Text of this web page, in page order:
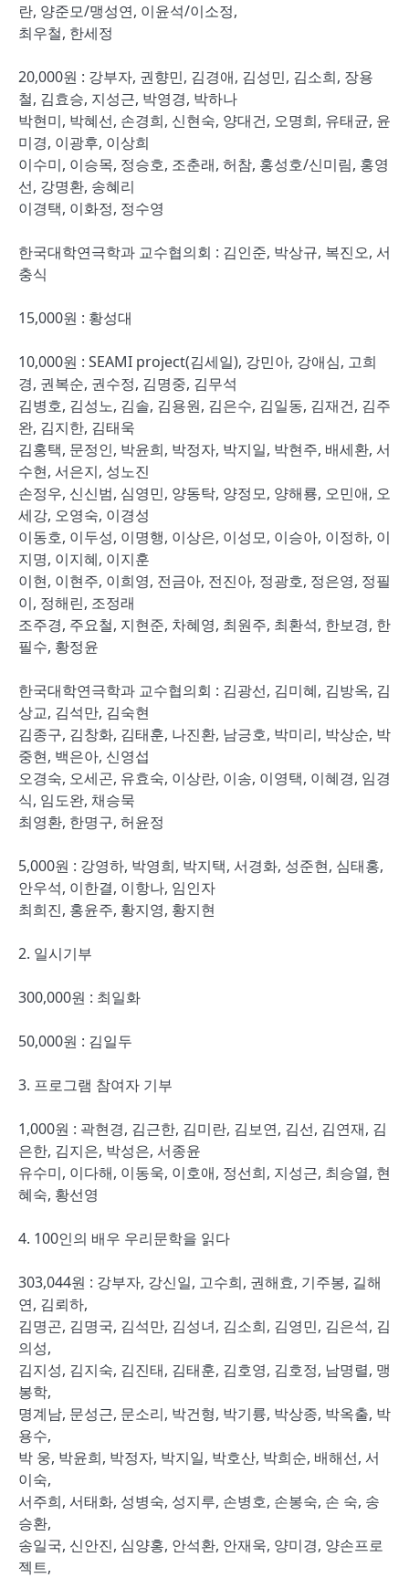
란, 양준모/맹성연, 이윤석/이소정,
최우철, 한세정
20,000원 : 강부자, 권향민, 김경애, 김성민, 김소희, 장용
철, 김효승, 지성근, 박영경, 박하나
박현미, 박혜선, 손경희, 신현숙, 양대건, 오명희, 유태균, 윤
미경, 이광후, 이상희
이수미, 이승목, 정승호, 조춘래, 허참, 홍성호/신미림, 홍영
선, 강명환, 송혜리
이경택, 이화정, 정수영
한국대학연극학과 교수협의회 : 김인준, 박상규, 복진오, 서
충식
15,000원 : 황성대
10,000원 : SEAMI project(김세일), 강민아, 강애심, 고희
경, 권복순, 권수정, 김명중, 김무석
김병호, 김성노, 김솔, 김용원, 김은수, 김일동, 김재건, 김주
완, 김지한, 김태욱
김홍택, 문정인, 박윤희, 박정자, 박지일, 박현주, 배세환, 서
수현, 서은지, 성노진
손정우, 신신범, 심영민, 양동탁, 양정모, 양해룡, 오민애, 오
세강, 오영숙, 이경성
이동호, 이두성, 이명행, 이상은, 이성모, 이승아, 이정하, 이
지명, 이지혜, 이지훈
이현, 이현주, 이희영, 전금아, 전진아, 정광호, 정은영, 정필
이, 정해린, 조정래
조주경, 주요철, 지현준, 차혜영, 최원주, 최환석, 한보경, 한
필수, 황정윤
한국대학연극학과 교수협의회 : 김광선, 김미혜, 김방옥, 김
상교, 김석만, 김숙현
김종구, 김창화, 김태훈, 나진환, 남긍호, 박미리, 박상순, 박
중현, 백은아, 신영섭
오경숙, 오세곤, 유효숙, 이상란, 이송, 이영택, 이혜경, 임경
식, 임도완, 채승묵
최영환, 한명구, 허윤정
5,000원 : 강영하, 박영희, 박지택, 서경화, 성준현, 심태홍,
안우석, 이한결, 이항나, 임인자
최희진, 홍윤주, 황지영, 황지현
2. 일시기부
300,000원 : 최일화
50,000원 : 김일두
3. 프로그램 참여자 기부
1,000원 : 곽현경, 김근한, 김미란, 김보연, 김선, 김연재, 김
은한, 김지은, 박성은, 서종윤
유수미, 이다해, 이동욱, 이호애, 정선희, 지성근, 최승열, 현
혜숙, 황선영
4. 100인의 배우 우리문학을 읽다
303,044원 : 강부자, 강신일, 고수희, 권해효, 기주봉, 길해
연, 김뢰하,
김명곤, 김명국, 김석만, 김성녀, 김소희, 김영민, 김은석, 김
의성,
김지성, 김지숙, 김진태, 김태훈, 김호영, 김호정, 남명렬, 맹
봉학,
명계남, 문성근, 문소리, 박건형, 박기륭, 박상종, 박옥출, 박
용수,
박 웅, 박윤희, 박정자, 박지일, 박호산, 박희순, 배해선, 서
이숙,
서주희, 서태화, 성병숙, 성지루, 손병호, 손봉숙, 손 숙, 송
승환,
송일국, 신안진, 심양홍, 안석환, 안재욱, 양미경, 양손프로
젝트,